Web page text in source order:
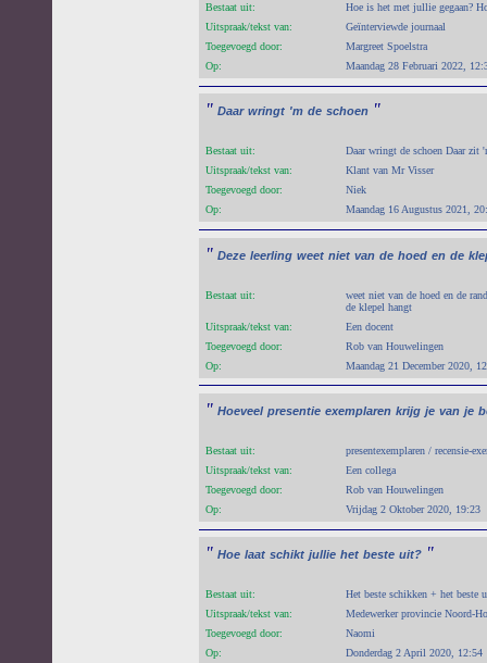
Bestaat uit:
Hoe is het met jullie gegaan?
Uitspraak/tekst van:
Geïnterviewde journaal
Toegevoegd door:
Margreet Spoelstra
Op:
Maandag 28 Februari 2022,
" Daar wringt 'm de schoen "
Bestaat uit:
Daar wringt de schoen Daar zit
Uitspraak/tekst van:
Klant van Mr Visser
Toegevoegd door:
Niek
Op:
Maandag 16 Augustus 2021,
" Deze leerling weet niet van de hoed en de
Bestaat uit:
weet niet van de hoed en de
de klepel hangt
Uitspraak/tekst van:
Een docent
Toegevoegd door:
Rob van Houwelingen
Op:
Maandag 21 December 2020,
" Hoeveel presentie exemplaren krijg je van je
Bestaat uit:
presentexemplaren / recensie-
Uitspraak/tekst van:
Een collega
Toegevoegd door:
Rob van Houwelingen
Op:
Vrijdag 2 Oktober 2020, 19:23
" Hoe laat schikt jullie het beste uit? "
Bestaat uit:
Het beste schikken + het beste
Uitspraak/tekst van:
Medewerker provincie Noord-
Toegevoegd door:
Naomi
Op:
Donderdag 2 April 2020, 12:54